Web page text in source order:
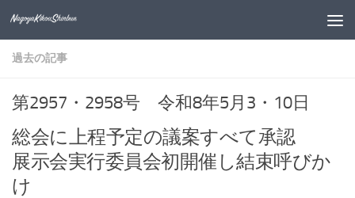
コンテンツへスキップ
過去の記事
第2957・2958号 令和8年5月3・10日
総会に上程予定の議案すべて承認
展示会実行委員会初開催し結束呼びか
け